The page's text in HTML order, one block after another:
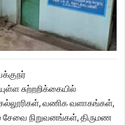
சுற்றறிக்கையில்
கல்லூரிகள், வணிக வளாகங்கள்,
நிறுவனங்கள், திருமண